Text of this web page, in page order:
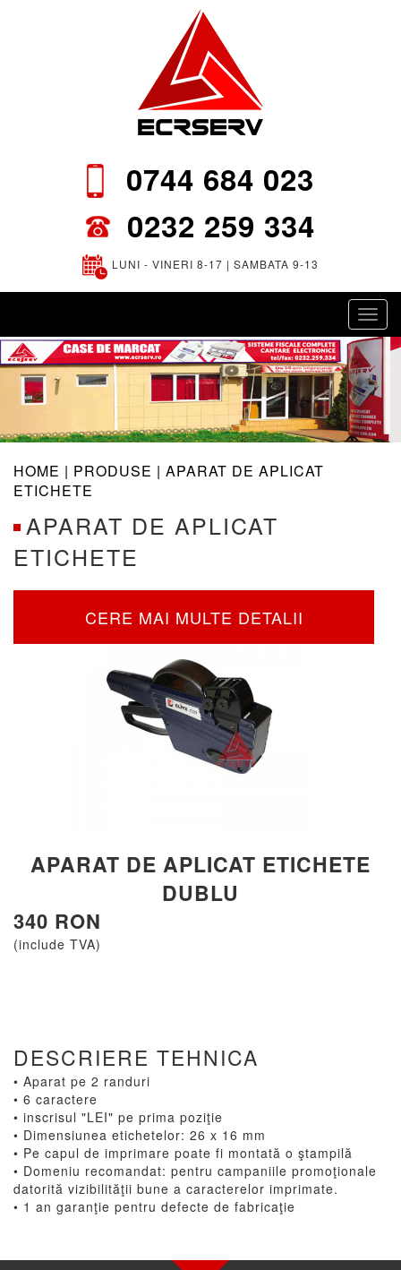
0744 684 023
0232 259 334
LUNI - VINERI 8-17 | SAMBATA 9-13
HOME | PRODUSE | APARAT DE APLICAT
ETICHETE
APARAT DE APLICAT
ETICHETE
APARAT DE APLICAT ETICHETE
DUBLU
340 RON
(include TVA)
CERE MAI MULTE DETALII
DESCRIERE TEHNICA
• Aparat pe 2 randuri
• 6 caractere
• inscrisul "LEI" pe prima poziţie
• Dimensiunea etichetelor: 26 x 16 mm
• Pe capul de imprimare poate fi montată o ştampilă
• Domeniu recomandat: pentru campaniile promoţionale
datorită vizibilităţii bune a caracterelor imprimate.
• 1 an garanţie pentru defecte de fabricaţie